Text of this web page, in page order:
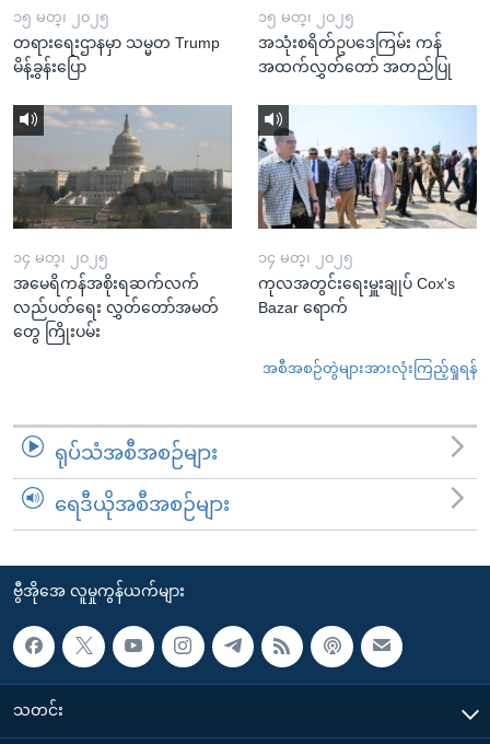
၁၅ မတ္၊ ၂၀၂၅
တရားရေးဌာနမှာ သမ္မတ Trump
မိန့်ခွန်းပြော
၁၅ မတ္၊ ၂၀၂၅
အသုံးစရိတ်ဥပဒေကြမ်း ကန်
အထက်လွှတ်တော် အတည်ပြု
၁၄ မတ္၊ ၂၀၂၅
အမေရိကန်အစိုးရဆက်လက်
လည်ပတ်ရေး လွှတ်တော်အမတ်
တွေ ကြိုးပမ်း
၁၄ မတ္၊ ၂၀၂၅
ကုလအတွင်းရေးမှူးချုပ် Cox's
Bazar ရောက်
အစီအစဉ်တွဲများအားလုံးကြည့်ရှုရန်
ရုပ်သံအစီအစဉ်များ
ရေဒီယိုအစီအစဉ်များ
ဗွီအိုအေ လူမှုကွန်ယက်များ
သတင်း